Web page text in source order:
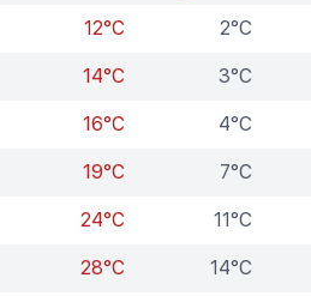
12°C 2°C
14°C 3°C
16°C 4°C
19°C 7°C
24°C 11°C
28°C 14°C